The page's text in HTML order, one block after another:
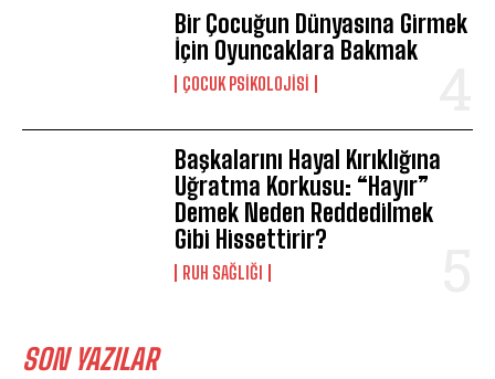
Bir Çocuğun Dünyasına Girmek
İçin Oyuncaklara Bakmak
ÇOCUK PSIKOLOJISI
Başkalarını Hayal Kırıklığına
Uğratma Korkusu: “Hayır”
Demek Neden Reddedilmek
Gibi Hissettirir?
⁠RUH SAĞLIĞI
SON YAZILAR